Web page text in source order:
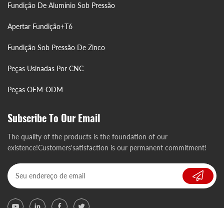
Fundição De Alumínio Sob Pressão
Apertar Fundição+T6
Fundição Sob Pressão De Zinco
Peças Usinadas Por CNC
Peças OEM-ODM
Subscribe To Our Email
The quality of the products is the foundation of our
existence!Customers'satisfaction is our permanent commitment!